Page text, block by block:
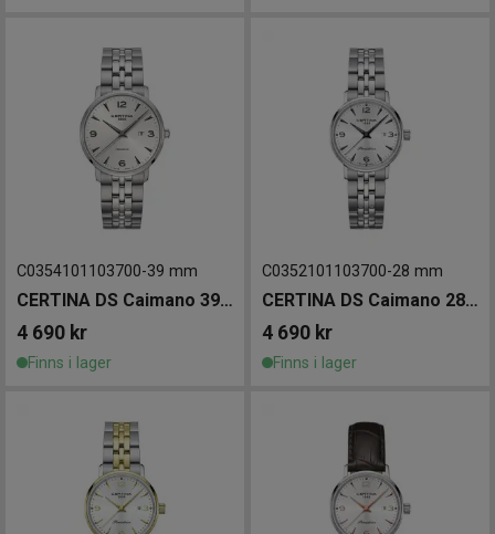
C0354101103700-39 mm
CERTINA DS Caimano 39mm
4 690 kr
Finns i lager
C0352101103700-28 mm
CERTINA DS Caimano 28mm
4 690 kr
Finns i lager